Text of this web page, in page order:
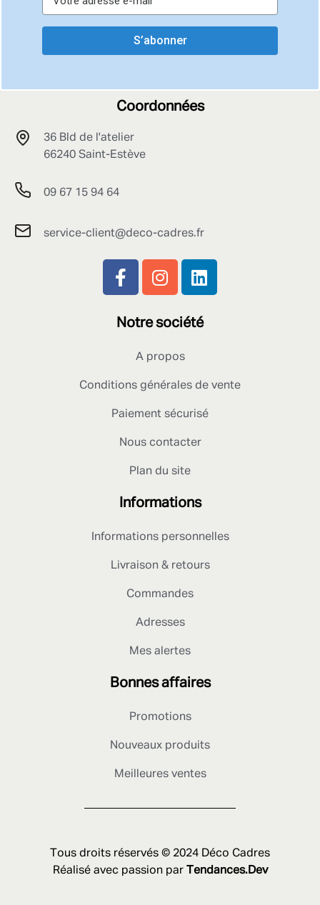
S’abonner
Coordonnées
36 Bld de l'atelier
66240 Saint-Estève
09 67 15 94 64
service-client@deco-cadres.fr
Notre société
A propos
Conditions générales de vente
Paiement sécurisé
Nous contacter
Plan du site
Informations
Informations personnelles
Livraison & retours
Commandes
Adresses
Mes alertes
Bonnes affaires
Promotions
Nouveaux produits
Meilleures ventes
Tous droits réservés © 2024 Déco Cadres
Réalisé avec passion par
Tendances.Dev